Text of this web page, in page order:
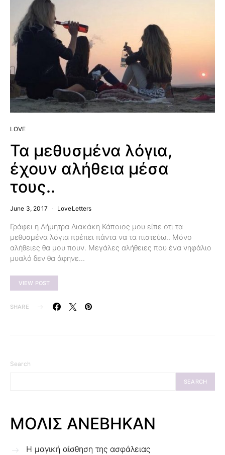
LOVE
Τα μεθυσμένα λόγια,
έχουν αλήθεια μέσα
τους..
June 3, 2017 LoveLetters
Γράφει η Δήμητρα Διακάκη Κάποιος μου είπε ότι τα
μεθυσμένα λόγια πρέπει πάντα να τα πιστεύω.. Μόνο
αλήθειες θα μου πουν. Μεγάλες αλήθειες που ένα νηφάλιο
μυαλό δεν θα άφηνε…
VIEW POST
SHARE
Search
SEARCH
ΜΟΛΙΣ ΑΝΕΒΗΚΑΝ
Η μαγική αίσθηση της ασφάλειας